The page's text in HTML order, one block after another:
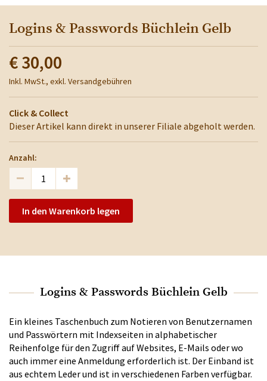
Logins & Passwords Büchlein Gelb
€ 30,00
Inkl. MwSt., exkl. Versandgebühren
Click & Collect
Dieser Artikel kann direkt in unserer Filiale abgeholt werden.
Anzahl:
In den Warenkorb legen
Logins & Passwords Büchlein Gelb
Ein kleines Taschenbuch zum Notieren von Benutzernamen
und Passwörtern mit Indexseiten in alphabetischer
Reihenfolge für den Zugriff auf Websites, E-Mails oder wo
auch immer eine Anmeldung erforderlich ist. Der Einband ist
aus echtem Leder und ist in verschiedenen Farben verfügbar.